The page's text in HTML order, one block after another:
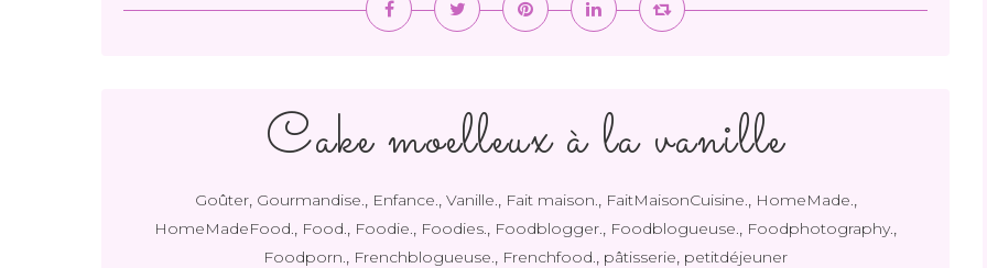
Cake moelleux à la vanille
Goûter, Gourmandise., Enfance., Vanille., Fait maison., FaitMaisonCuisine., HomeMade.,
HomeMadeFood., Food., Foodie., Foodies., Foodblogger., Foodblogueuse., Foodphotography.,
Foodporn., Frenchblogueuse., Frenchfood., pâtisserie, petitdéjeuner